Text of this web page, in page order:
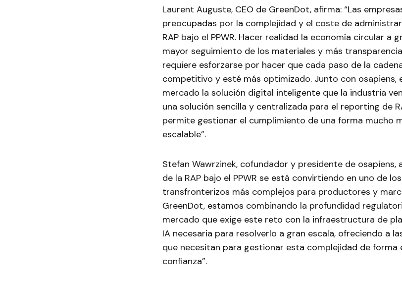
Laurent Auguste, CEO de GreenDot, afirma: “Las
preocupadas por la complejidad y el coste de
RAP bajo el PPWR. Hacer realidad la economía circular a
mayor seguimiento de los materiales y más
requiere esforzarse por hacer que cada paso de la
competitivo y esté más optimizado. Junto con osapiens,
mercado la solución digital inteligente que la industria
una solución sencilla y centralizada para el reporting de
permite gestionar el cumplimiento de una forma mucho
escalable”.
Stefan Wawrzinek, cofundador y presidente de osapiens,
de la RAP bajo el PPWR se está convirtiendo en uno de
transfronterizos más complejos para productores y
GreenDot, estamos combinando la profundidad
mercado que exige este reto con la infraestructura de
IA necesaria para resolverlo a gran escala, ofreciendo a
que necesitan para gestionar esta complejidad de forma
confianza”.